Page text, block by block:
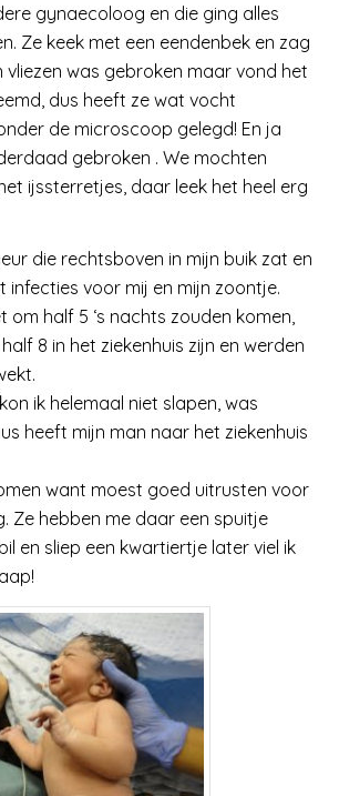
gynaecoloog en die ging alles
Ze keek met een eendenbek en zag
vliezen was gebroken maar vond het
dus heeft ze wat vocht
de microscoop gelegd! En ja
gebroken . We mochten
ijssterretjes, daar leek het heel erg
die rechtsboven in mijn buik zat en
infecties voor mij en mijn zoontje.
om half 5 ‘s nachts zouden komen,
8 in het ziekenhuis zijn en werden
ik helemaal niet slapen, was
heeft mijn man naar het ziekenhuis
want moest goed uitrusten voor
Ze hebben me daar een spuitje
en sliep een kwartiertje later viel ik